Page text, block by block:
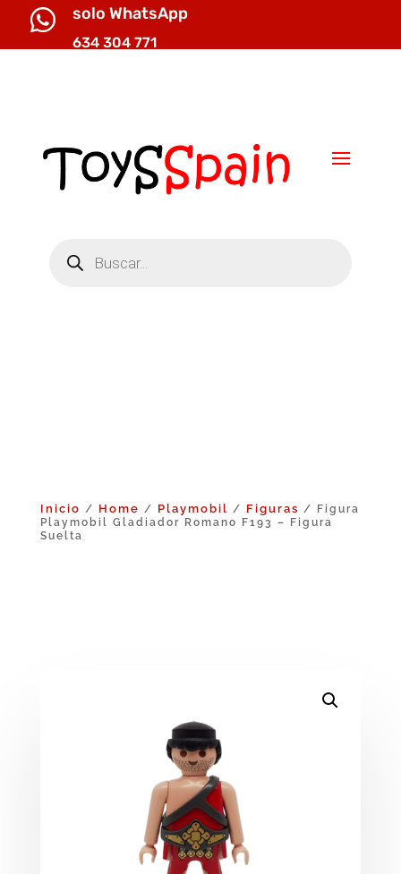
 solo WhatsApp
634 304 771
productos
Inicio / Home / Playmobil / Figuras / Figura
Playmobil Gladiador Romano F193 – Figura
Suelta